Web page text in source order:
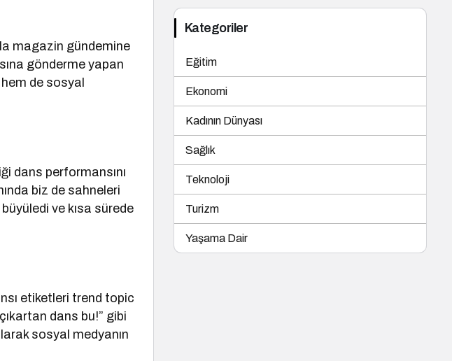
magazin gündemine
gönderme yapan
de sosyal
dans performansını
biz de sahneleri
ve kısa sürede
etiketleri trend topic
dans bu!” gibi
sosyal medyanın
Kategoriler
Eğitim
Ekonomi
Kadının Dünyası
Sağlık
Teknoloji
Turizm
Yaşama Dair